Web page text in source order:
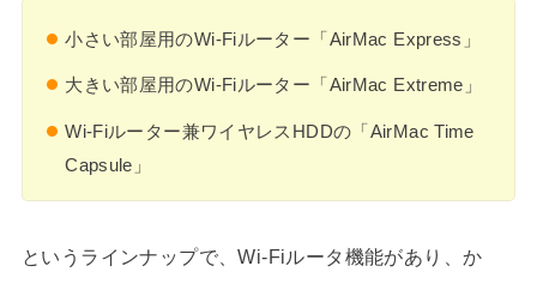
小さい部屋用のWi-Fiルーター「AirMac Express」
大きい部屋用のWi-Fiルーター「AirMac Extreme」
Wi-Fiルーター兼ワイヤレスHDDの「AirMac Time
Capsule」
というラインナップで、Wi-Fiルータ機能があり、か